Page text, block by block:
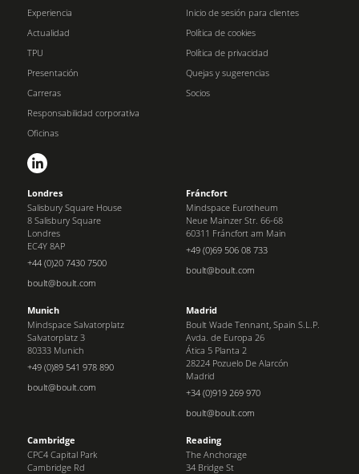
Experiencia
Actualidad
TPU
Presentación
Carreras
Responsabilidad corporativa
Oficinas
Inicio de sesión para clientes
Política de cookies
Política de privacidad
Quejas y sugerencias
Socios
Londres
Salisbury Square House
8 Salisbury Square
Londres
EC4Y 8AP
+44 (0)20 7430 7500
boult@boult.com
Fráncfort
Mindspace Eurotheum
Neue Mainzer Str. 66-68
60311 Fráncfort am Main
+49 (0)69 506 08 733
boult@boult.com
Munich
Mindspace Salvatorplatz
Salvatorplatz 3
80333 Munich
+49 (0)89 541 978 890
boult@boult.com
Madrid
Boult Wade Tennant, Spain S.L.P.
Avda. de Europa 26
Ática 5 Planta 2
28224 Pozuelo De Alarcón
Madrid
+34 (0)919 269 970
boult@boult.com
Cambridge
CPC4 Capital Park
Cambridge Rd
Reading
The Anchorage
34 Bridge St